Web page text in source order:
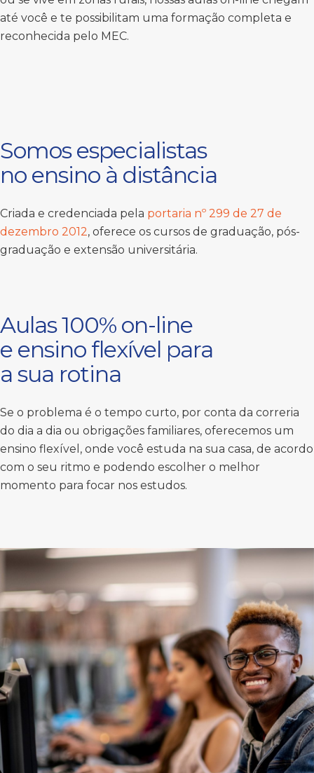
até você e te possibilitam uma formação completa e
reconhecida pelo MEC.
Somos especialistas
no ensino à distância
Criada e credenciada pela portaria nº 299 de 27 de
dezembro 2012, oferece os cursos de graduação, pós-
graduação e extensão universitária.
Aulas 100% on-line
e ensino flexível para
a sua rotina
Se o problema é o tempo curto, por conta da correria
do dia a dia ou obrigações familiares, oferecemos um
ensino flexível, onde você estuda na sua casa, de acordo
com o seu ritmo e podendo escolher o melhor
momento para focar nos estudos.